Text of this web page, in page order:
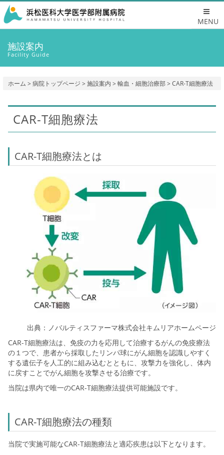
MENU
施設案内
Facility Guide
ホーム > 病院トップページ > 施設案内 > 輸血・細胞治療部> CAR-T細胞療法
CAR-T細胞療法
CAR-T細胞療法とは
出典：ノバルティスファーマ株式会社キムリアホームページ
CAR-T細胞療法は、 免疫の力を応用して治療するがんの免疫療法
の１つで、患者から採取したリンパ球にがん細胞を認識しやすく
する遺伝子を人工的に組み込むとともに、攻撃力を強化し、体内
に戻すことでがん細胞を攻撃させる治療です。
当院は県内で唯一のCAR-T細胞療法提供可能施設です。
CAR-T細胞療法の種類
当院で実施可能なCAR-T細胞療法と適応疾患は以下となります。